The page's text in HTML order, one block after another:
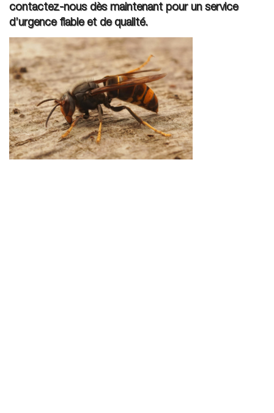
contactez-nous dès maintenant pour un service
d’urgence fiable et de qualité.